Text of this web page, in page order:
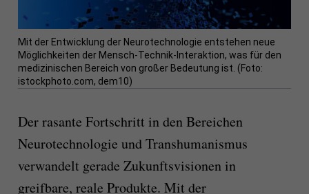
Mit der Entwicklung der Neurotechnologie entstehen neue
Möglichkeiten der Mensch-Technik-Interaktion, was für den
medizinischen Bereich von großer Bedeutung ist. (Foto:
istockphoto.com, dem10)
Der rasante Fortschritt in den Bereichen
Neurotechnologie und Transhumanismus
verwandelt gerade Zukunftsvisionen in
greifbare, reale Produkte. Mit der